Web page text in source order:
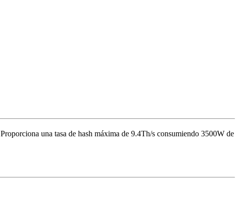
Proporciona una tasa de hash máxima de 9.4Th/s consumiendo 3500W de